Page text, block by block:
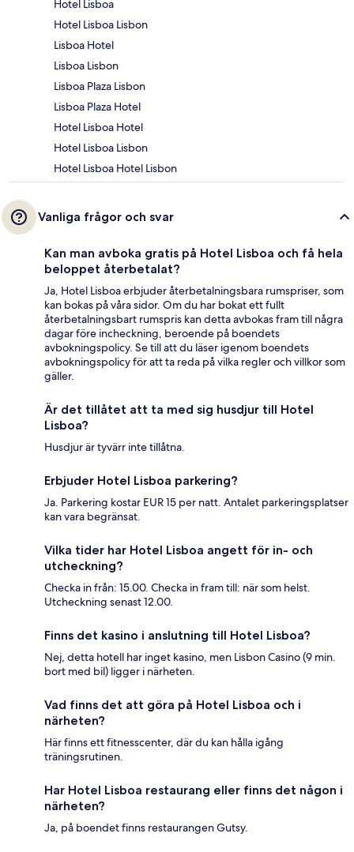
Hotel Lisboa
Hotel Lisboa Lisbon
Lisboa Hotel
Lisboa Lisbon
Lisboa Plaza Lisbon
Lisboa Plaza Hotel
Hotel Lisboa Hotel
Hotel Lisboa Lisbon
Hotel Lisboa Hotel Lisbon
Vanliga frågor och svar
Kan man avboka gratis på Hotel Lisboa och få hela
beloppet återbetalat?
Ja, Hotel Lisboa erbjuder återbetalningsbara rumspriser, som
kan bokas på våra sidor. Om du har bokat ett fullt
återbetalningsbart rumspris kan detta avbokas fram till några
dagar före incheckning, beroende på boendets
avbokningspolicy. Se till att du läser igenom boendets
avbokningspolicy för att ta reda på vilka regler och villkor som
gäller.
Är det tillåtet att ta med sig husdjur till Hotel
Lisboa?
Husdjur är tyvärr inte tillåtna.
Erbjuder Hotel Lisboa parkering?
Ja. Parkering kostar EUR 15 per natt. Antalet parkeringsplatser
kan vara begränsat.
Vilka tider har Hotel Lisboa angett för in- och
utcheckning?
Checka in från: 15.00. Checka in fram till: när som helst.
Utcheckning senast 12.00.
Finns det kasino i anslutning till Hotel Lisboa?
Nej, detta hotell har inget kasino, men Lisbon Casino (9 min.
bort med bil) ligger i närheten.
Vad finns det att göra på Hotel Lisboa och i
närheten?
Här finns ett fitnesscenter, där du kan hålla igång
träningsrutinen.
Har Hotel Lisboa restaurang eller finns det någon i
närheten?
Ja, på boendet finns restaurangen Gutsy.